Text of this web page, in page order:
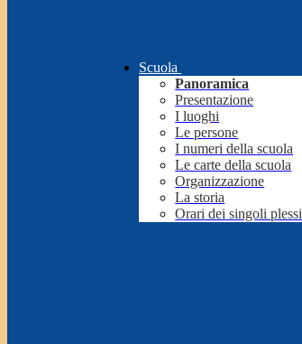
Scuola
Panoramica
Presentazione
I luoghi
Le persone
I numeri della scuola
Le carte della scuola
Organizzazione
La storia
Orari dei singoli plessi